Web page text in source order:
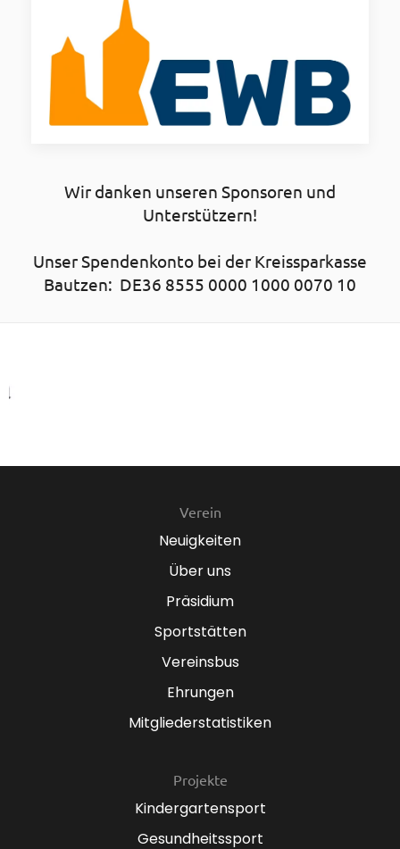
Wir danken unseren Sponsoren und
Unterstützern!
Unser Spendenkonto bei der Kreissparkasse
Bautzen: DE36 8555 0000 1000 0070 10
Verein
Neuigkeiten
Über uns
Präsidium
Sportstätten
Vereinsbus
Ehrungen
Mitgliederstatistiken
Projekte
Kindergartensport
Gesundheitssport